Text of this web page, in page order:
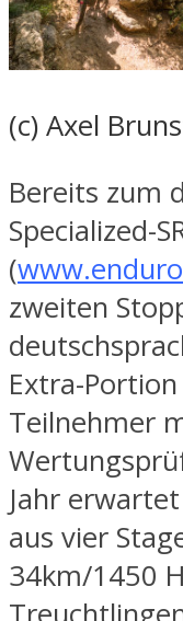
(c) Axel
Bereits zum
Specialized-
(
zweiten
Extra-
Teilnehmer
Jahr
aus vier
34km/1450